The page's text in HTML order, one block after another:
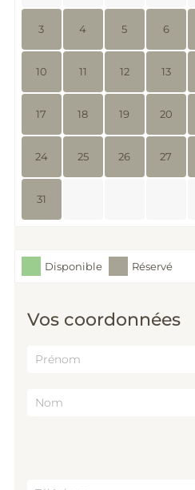
Vos coordonnées
3 4 5 6
10 11 12 13
17 18 19 20
24 25 26 27
31
Disponible Réservé